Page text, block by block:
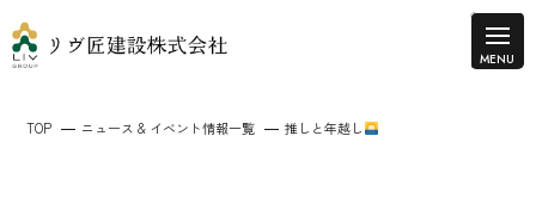
TOP ニュース & イベント情報一覧 推しと年越し